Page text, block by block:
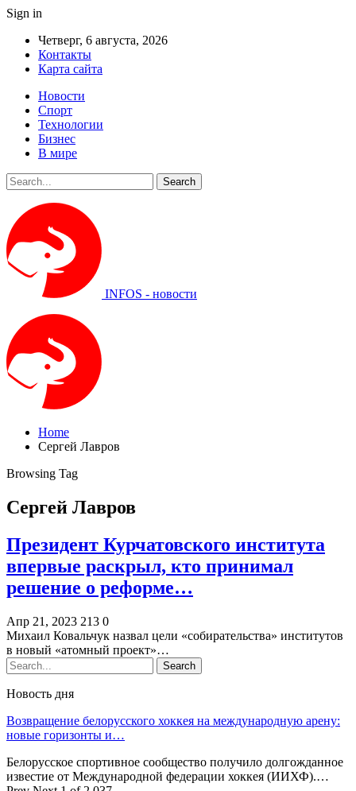
Sign in
Четверг, 6 августа, 2026
Контакты
Карта сайта
Новости
Спорт
Технологии
Бизнес
В мире
INFOS - новости
Home
Сергей Лавров
Browsing Tag
Сергей Лавров
Президент Курчатовского института
впервые раскрыл, кто принимал
решение о реформе…
Апр 21, 2023 213 0
Михаил Ковальчук назвал цели «собирательства» институтов
в новый «атомный проект»…
Новость дня
Возвращение белорусского хоккея на международную арену:
новые горизонты и…
Белорусское спортивное сообщество получило долгожданное
известие от Международной федерации хоккея (ИИХФ).…